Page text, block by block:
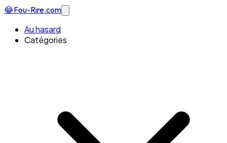
😂Fou-Rire.com
Au hasard
Catégories